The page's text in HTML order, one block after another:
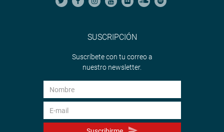
SUSCRIPCIÓN
Suscríbete con tu correo a
nuestro newsletter.